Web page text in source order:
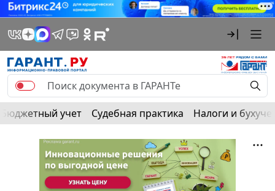
Бюджетный учет Судебная практика Налоги и